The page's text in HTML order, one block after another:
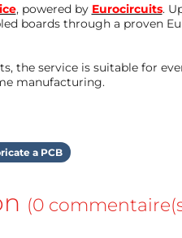
, powered by Eurocircuits.
boards through a proven
the service is suitable for
manufacturing.
a PCB
(0